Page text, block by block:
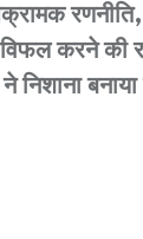
विफल करने की
निशाना